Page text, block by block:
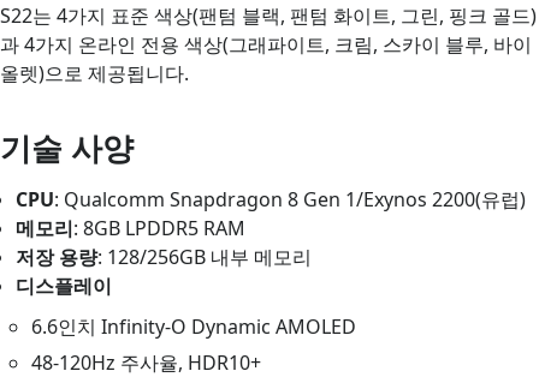
S22는 4가지 표준 색상(팬텀 블랙, 팬텀 화이트, 그린, 핑크 골드)
과 4가지 온라인 전용 색상(그래파이트, 크림, 스카이 블루, 바이
올렛)으로 제공됩니다.
기술 사양
CPU: Qualcomm Snapdragon 8 Gen 1/Exynos 2200(유럽)
메모리: 8GB LPDDR5 RAM
저장 용량: 128/256GB 내부 메모리
디스플레이
6.6인치 Infinity-O Dynamic AMOLED
48-120Hz 주사율, HDR10+